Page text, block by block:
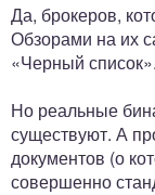
Да, брокеров,
Обзорами на их
«Черный список».
Но реальные
существуют. А
документов (о
совершенно